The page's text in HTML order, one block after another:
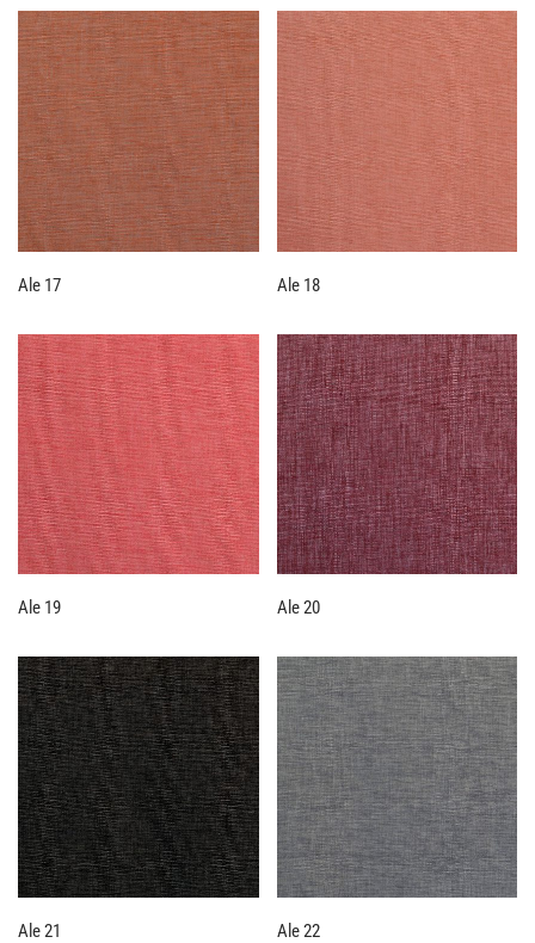
Ale 17 Ale 18
Ale 19 Ale 20
Ale 21 Ale 22